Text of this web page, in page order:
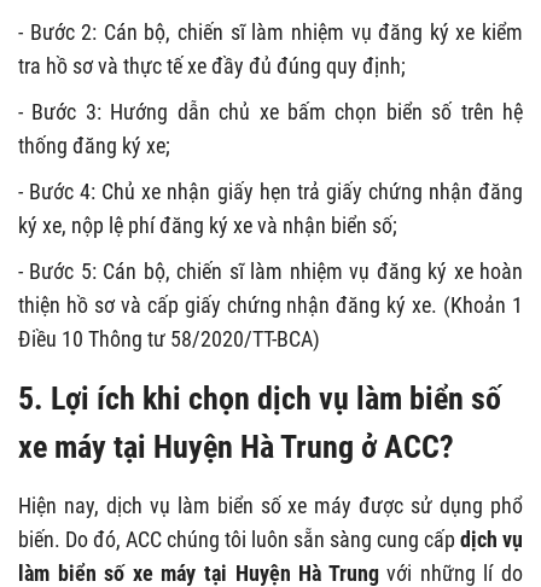
- Bước 2: Cán bộ, chiến sĩ làm nhiệm vụ đăng ký xe kiểm
tra hồ sơ và thực tế xe đầy đủ đúng quy định;
- Bước 3: Hướng dẫn chủ xe bấm chọn biển số trên hệ
thống đăng ký xe;
- Bước 4: Chủ xe nhận giấy hẹn trả giấy chứng nhận đăng
ký xe, nộp lệ phí đăng ký xe và nhận biển số;
- Bước 5: Cán bộ, chiến sĩ làm nhiệm vụ đăng ký xe hoàn
thiện hồ sơ và cấp giấy chứng nhận đăng ký xe. (Khoản 1
Điều 10 Thông tư 58/2020/TT-BCA)
5. Lợi ích khi chọn dịch vụ làm biển số
xe máy tại Huyện Hà Trung ở ACC?
Hiện nay, dịch vụ làm biển số xe máy được sử dụng phổ
biến. Do đó, ACC chúng tôi luôn sẵn sàng cung cấp dịch vụ
làm biển số xe máy tại Huyện Hà Trungvới những lí do